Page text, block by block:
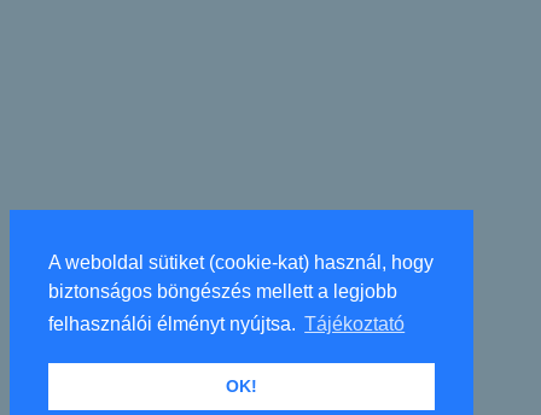
A weboldal sütiket (cookie-kat) használ, hogy
biztonságos böngészés mellett a legjobb
felhasználói élményt nyújtsa. Tájékoztató
OK!